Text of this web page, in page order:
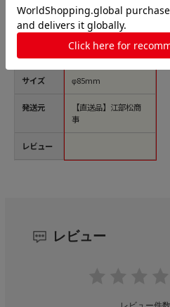
サイズ
発送元
レビュー
（アルミ製）小 1個
（ご注文単位1個）
【直送品】￥777
φ85mm
【直送品】江部松商
事
レビュー